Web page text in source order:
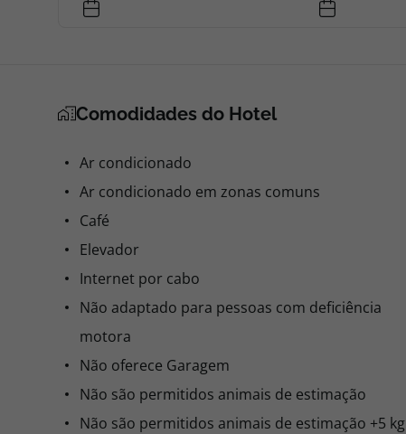
Comodidades do Hotel
Ar condicionado
Ar condicionado em zonas comuns
Café
Elevador
Internet por cabo
Não adaptado para pessoas com deficiência
motora
Não oferece Garagem
Não são permitidos animais de estimação
Não são permitidos animais de estimação +5 kg